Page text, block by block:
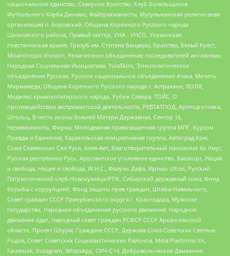
национальное единство, Северное Братство, Клуб Болельщиков
Футбольного Клуба Динамо, Файзрахманисты, Мусульманская религиозная
организация п. Боровский, Община Коренного Русского народа
Щелковского района, Правый сектор, УНА - УНСО, Украинская
повстанческая армия, Тризуб им. Степана Бандеры, Братство, Белый Крест,
Misanthropic division, Религиозное объединение последователей инглиизма,
Народная Социальная Инициатива, TulaSkins, Этнополитическое
объединение Русские, Русское национальное объединение Атака, Мечеть
Мирмамеда, Община Коренного Русского народа г. Астрахани, ВОЛЯ,
Меджлис крымскотатарского народа, Рубеж Севера, ТОЙС, О
противодействии экстремистской деятельности, РЕВТАТПОД, Артподготовка,
Штольц, В честь иконы Божией Матери Державная, Сектор 16,
Независимость, Фирма, Молодежная правозащитная группа МПГ, Курсом
Правды и Единения, Каракольская инициативная группа, Автоград Крю,
Союз Славянских Сил Руси, Алля-Аят, Благотворительный пансионат Ак Умут,
Русская республика Русь, Арестантское уголовное единство, Башкорт, Нация
и свобода, Нация и свобода, W.H.С., Фалунь Дафа, Иртыш Ultras, Русский
Патриотический клуб-Новокузнецк/РПК, Сибирский державный союз, Фонд
борьбы с коррупцией, Фонд защиты прав граждан, Штабы Навального,
Совет граждан СССР Прикубанского округа г. Краснодара, Мужское
государство, Народное объединение русского движения, Народное
движение Адат, Народный совет граждан РСФСР СССР Архангельской
области, Проект Штурм, Граждане СССР, Держава Союз Советских Светлых
Родов, Совет Советских Социалистических Районов, Meta Platforms Inc,
Facebook, Instagram, WhatsApp, СИЧ-С14, Добровольческое Движение